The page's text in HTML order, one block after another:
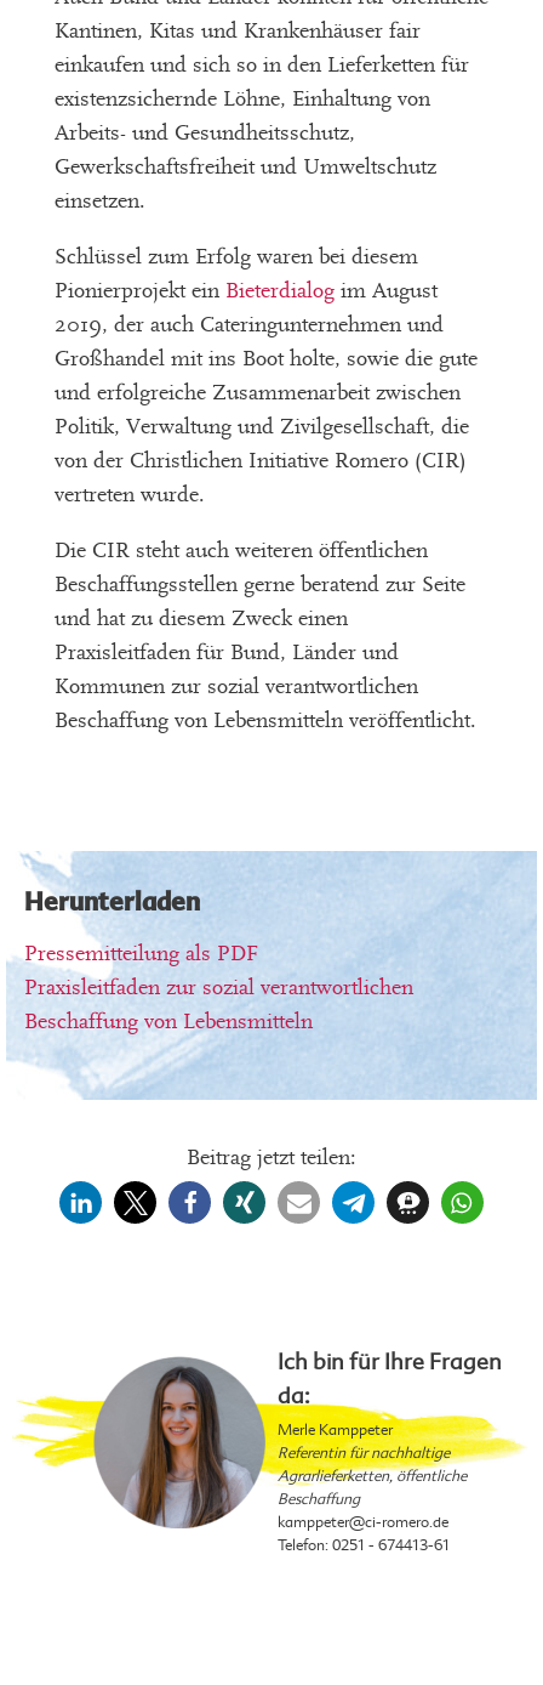
Kantinen, Kitas und Krankenhäuser fair
einkaufen und sich so in den Lieferketten für
existenzsichernde Löhne, Einhaltung von
Arbeits- und Gesundheitsschutz,
Gewerkschaftsfreiheit und Umweltschutz
einsetzen.
Schlüssel zum Erfolg waren bei diesem
Pionierprojekt ein Bieterdialog im August
2019, der auch Cateringunternehmen und
Großhandel mit ins Boot holte, sowie die gute
und erfolgreiche Zusammenarbeit zwischen
Politik, Verwaltung und Zivilgesellschaft, die
von der Christlichen Initiative Romero (CIR)
vertreten wurde.
Die CIR steht auch weiteren öffentlichen
Beschaffungsstellen gerne beratend zur Seite
und hat zu diesem Zweck einen
Praxisleitfaden für Bund, Länder und
Kommunen zur sozial verantwortlichen
Beschaffung von Lebensmitteln veröffentlicht.
Herunterladen
Pressemitteilung als PDF
Praxisleitfaden zur sozial verantwortlichen
Beschaffung von Lebensmitteln
Beitrag jetzt teilen:
Ich bin für Ihre Fragen
da:
Merle Kamppeter
Referentin für nachhaltige
Agrarlieferketten, öffentliche
Beschaffung
kamppeter@ci-romero.de
Telefon: 0251 - 674413-61